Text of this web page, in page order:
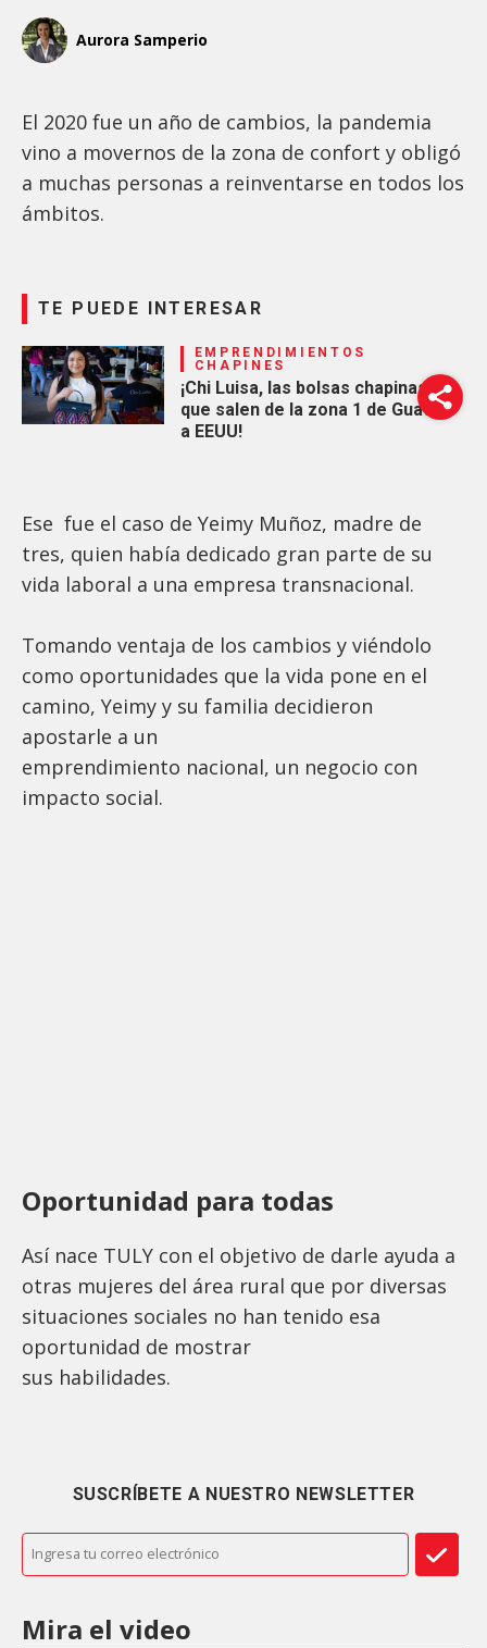
Aurora Samperio
El 2020 fue un año de cambios, la pandemia
vino a movernos de la zona de confort y obligó
a muchas personas a reinventarse en todos los
ámbitos.
TE PUEDE INTERESAR
EMPRENDIMIENTOS
CHAPINES
¡Chi Luisa, las bolsas chapinas
que salen de la zona 1 de Guate
a EEUU!
Ese fue el caso de Yeimy Muñoz, madre de
tres, quien había dedicado gran parte de su
vida laboral a una empresa transnacional.
Tomando ventaja de los cambios y viéndolo
como oportunidades que la vida pone en el
camino, Yeimy y su familia decidieron
apostarle a un
emprendimiento nacional, un negocio con
impacto social.
Oportunidad para todas
Así nace TULY con el objetivo de darle ayuda a
otras mujeres del área rural que por diversas
situaciones sociales no han tenido esa
oportunidad de mostrar
sus habilidades.
SUSCRÍBETE A NUESTRO NEWSLETTER
Mira el video